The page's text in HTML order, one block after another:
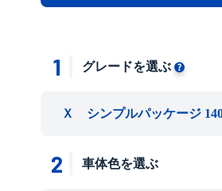
1 グレードを選ぶ
Ｘ シンプルパッケージ
2 車体色を選ぶ